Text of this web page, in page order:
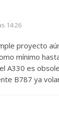
14:26
proyecto
mínimo
A330 es
B787 ya